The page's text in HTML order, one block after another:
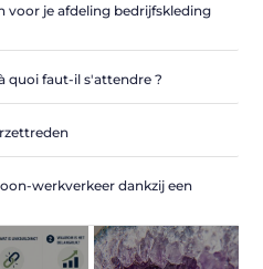
voor je afdeling bedrijfskleding
quoi faut-il s'attendre ?
werkverkeer dankzij een